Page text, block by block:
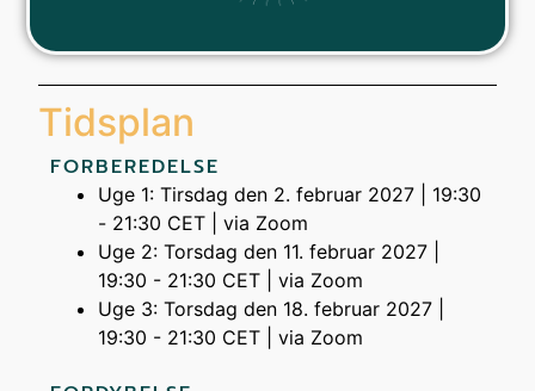
Tidsplan
FORBEREDELSE
Uge 1: Tirsdag den 2. februar 2027 | 19:30
- 21:30 CET | via Zoom
Uge 2: Torsdag den 11. februar 2027 |
19:30 - 21:30 CET | via Zoom
Uge 3: Torsdag den 18. februar 2027 |
19:30 - 21:30 CET | via Zoom